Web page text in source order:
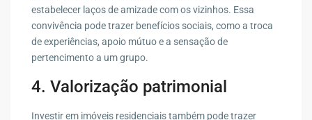
estabelecer laços de amizade com os vizinhos. Essa
convivência pode trazer benefícios sociais, como a troca
de experiências, apoio mútuo e a sensação de
pertencimento a um grupo.
4. Valorização patrimonial
Investir em imóveis residenciais também pode trazer